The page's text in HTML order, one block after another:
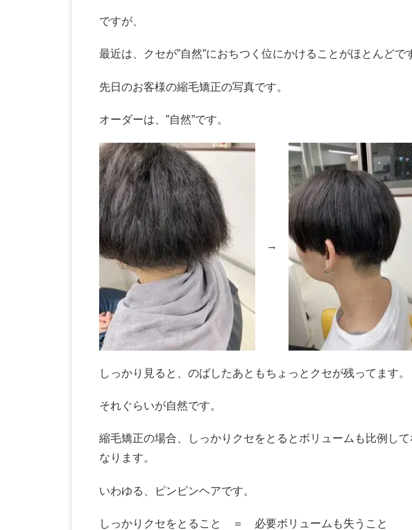
ですが、
最近は、クセが”自然”におちつく位にかけることがほとんどで
先日のお客様の縮毛矯正の写真です。
オーダーは、”自然”です。
→
しっかり見ると、のばしたあともちょっとクセが残ってます。
それぐらいが自然です。
縮毛矯正の場合、しっかりクセをとるとボリュームも比例し
なります。
いわゆる、ピンピンヘアです。
しっかりクセをとること ＝ 必要ボリュームも失うこと